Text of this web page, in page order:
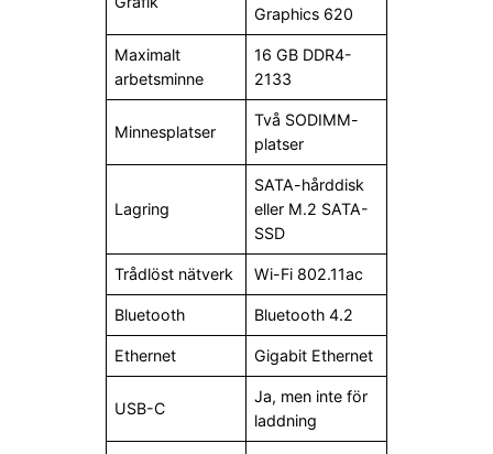
Graphics 620
Maximalt
arbetsminne
16 GB DDR4-
2133
Minnesplatser
Två SODIMM-
platser
Lagring
SATA-hårddisk
eller M.2 SATA-
SSD
Trådlöst nätverk Wi-Fi 802.11ac
Bluetooth Bluetooth 4.2
Ethernet Gigabit Ethernet
USB-C
Ja, men inte för
laddning